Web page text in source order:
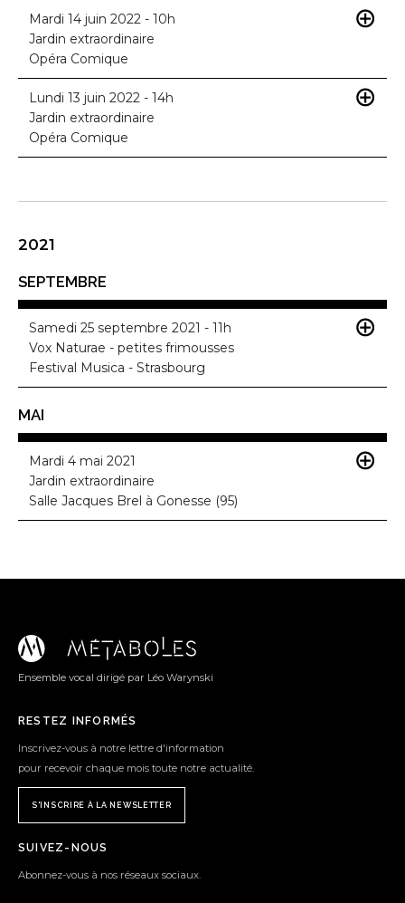
Mardi 14 juin 2022 - 10h
Jardin extraordinaire
Opéra Comique
Lundi 13 juin 2022 - 14h
Jardin extraordinaire
Opéra Comique
2021
SEPTEMBRE
Samedi 25 septembre 2021 - 11h
Vox Naturae - petites frimousses
Festival Musica - Strasbourg
MAI
Mardi 4 mai 2021
Jardin extraordinaire
Salle Jacques Brel à Gonesse (95)
Ensemble vocal dirigé par Léo Warynski
RESTEZ INFORMÉS
Inscrivez-vous à notre lettre d'information
pour recevoir chaque mois toute notre actualité.
S'INSCRIRE À LA NEWSLETTER
SUIVEZ-NOUS
Abonnez-vous à nos réseaux sociaux.